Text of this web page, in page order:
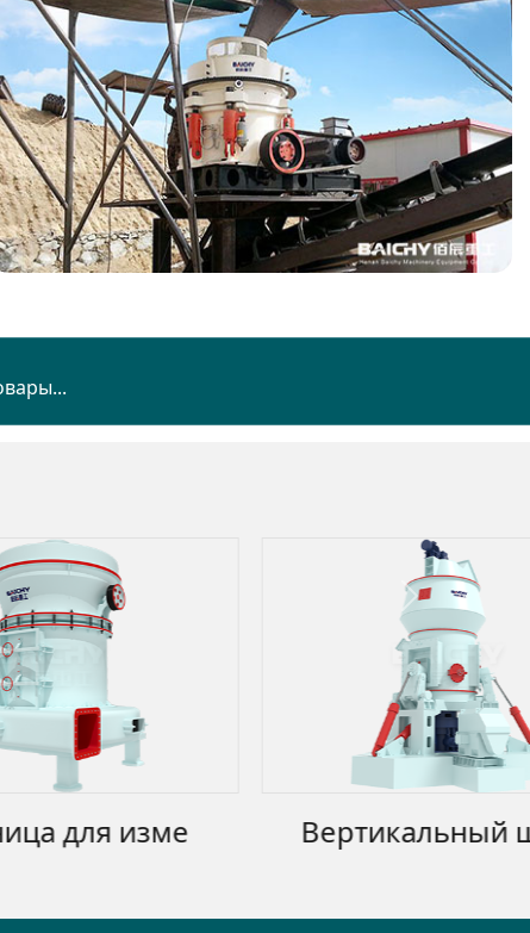
Вертикальный шлиф
Next